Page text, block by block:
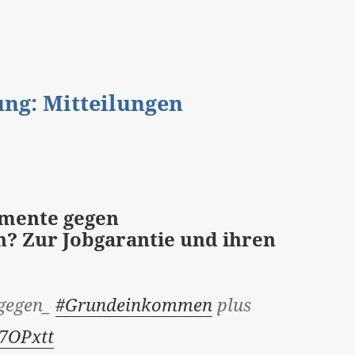
Mitteilungen
gegen
Zur Jobgarantie und ihren
#Grundeinkommen plus